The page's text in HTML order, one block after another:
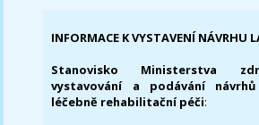
INFORMACE K VYSTAVENÍ NÁVRHU
Stanovisko Ministerstva
vystavování a podávání
léčebně rehabilitační péči: